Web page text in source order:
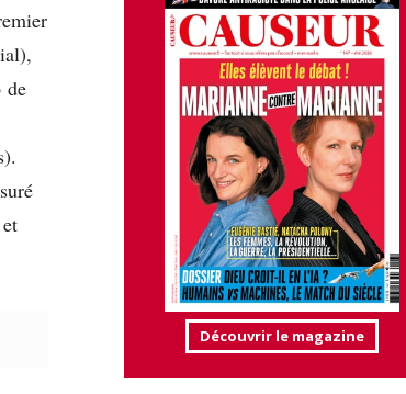
de
Découvrir le magazine